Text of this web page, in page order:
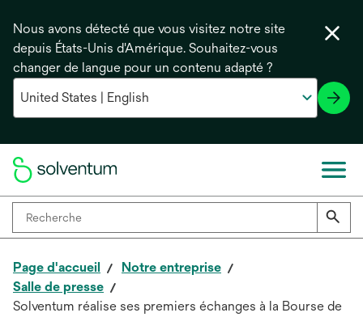
Nous avons détecté que vous visitez notre site
depuis États-Unis d'Amérique. Souhaitez-vous
changer de langue pour un contenu adapté ?
Page d'accueil
Notre entreprise
Salle de presse
Solventum réalise ses premiers échanges à la Bourse de